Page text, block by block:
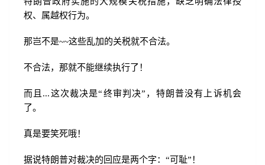
权、属越权行为。
那岂不是~~这些乱加的关税就不合法。
不合法，那就不能继续执行了！
而且...这次裁决是“终审判决”，特朗普没有上诉机会
了。
真是要笑死哦！
据说特朗普对裁决的回应是两个字：“可耻”！